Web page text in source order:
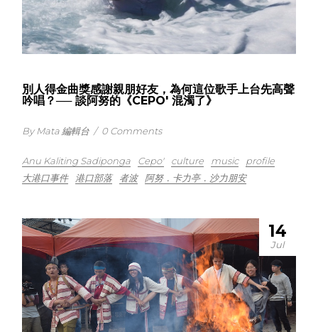
別人得金曲獎感謝親朋好友，為何這位歌手上台先高聲
吟唱？── 談阿努的《CEPO' 混濁了》
By Mata 編輯台 / 0 Comments
Anu Kaliting Sadiponga Cepo' culture music
profile
大港口事件
港口部落 者波 阿努．卡力亭．沙力朋安
14
Jul